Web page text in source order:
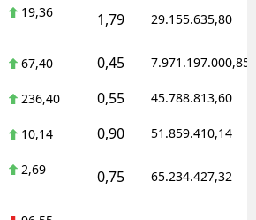
19,36 1,79 29.155.635,80
67,40 0,45 7.971.197.000,85
236,40 0,55 45.788.813,60
10,14 0,90 51.859.410,14
2,69 0,75 65.234.427,32